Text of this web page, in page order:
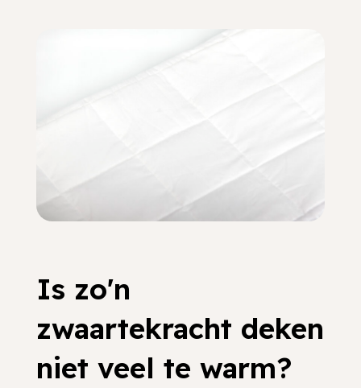
Is zo'n
zwaartekracht deken
niet veel te warm?